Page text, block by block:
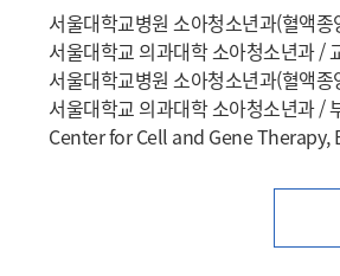
서울대학교병원 소아청소년과(혈액종
서울대학교 의과대학 소아청소년과 /
서울대학교병원 소아청소년과(혈액
서울대학교 의과대학 소아청소년과 /
Center for Cell and Gene